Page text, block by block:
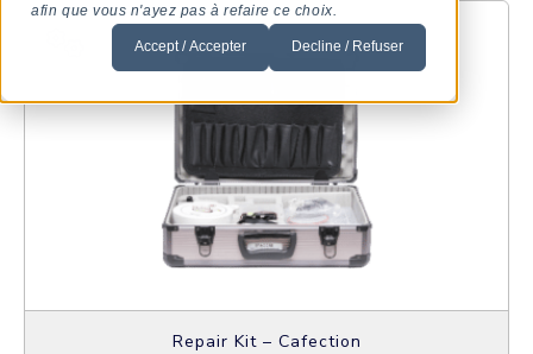
afin que vous n'ayez pas à refaire ce choix.
Accept / Accepter Decline / Refuser
Repair Kit – Cafection